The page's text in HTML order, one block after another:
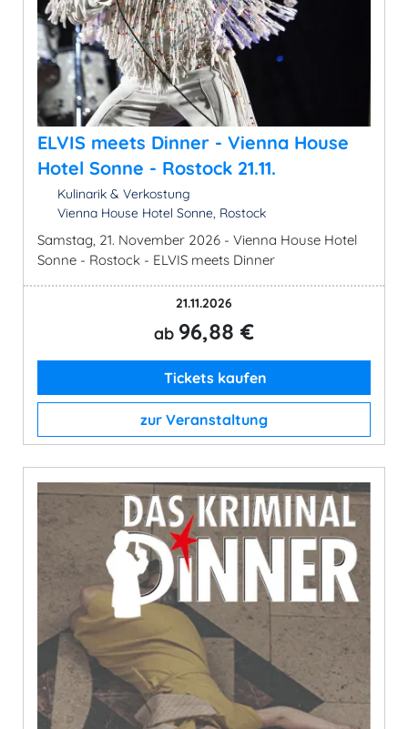
ELVIS meets Dinner - Vienna House
Hotel Sonne - Rostock 21.11.
Kulinarik & Verkostung
Vienna House Hotel Sonne, Rostock
Samstag, 21. November 2026 - Vienna House Hotel
Sonne - Rostock - ELVIS meets Dinner
21.11.2026
ab 96,88 €
Tickets kaufen
zur Veranstaltung